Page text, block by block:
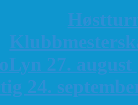
K
27. august
24.